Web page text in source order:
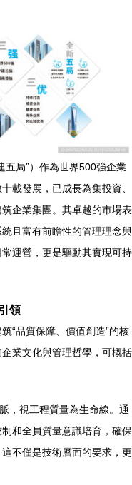
五局”）作為世界500強企業
載發展，已成長為集投資、
企業集團。其卓越的市場表
且富有前瞻性的管理理念與
運營，更是驅動其實現可持
領
“品質保障、價值創造”的核
業文化與管理哲學，可概括
，視工程質量為生命線。通
和全員質量意識培育，確保
不僅是技術層面的要求，更